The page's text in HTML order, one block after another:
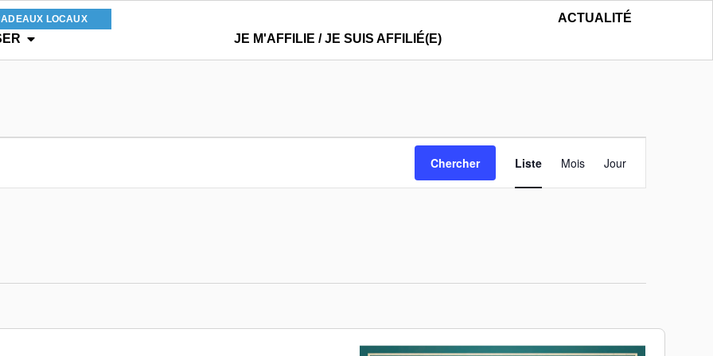
LOCAUX
JE M'AFFILIE / JE SUIS AFFILIÉ(E)
ACTUALITÉ
Chercher
de
Liste Mois Jour